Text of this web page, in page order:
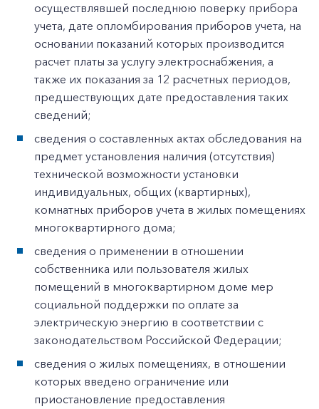
осуществлявшей последнюю поверку прибора
учета, дате опломбирования приборов учета, на
основании показаний которых производится
расчет платы за услугу электроснабжения, а
также их показания за 12 расчетных периодов,
предшествующих дате предоставления таких
сведений;
сведения о составленных актах обследования на
предмет установления наличия (отсутствия)
технической возможности установки
индивидуальных, общих (квартирных),
комнатных приборов учета в жилых помещениях
многоквартирного дома;
сведения о применении в отношении
собственника или пользователя жилых
помещений в многоквартирном доме мер
социальной поддержки по оплате за
электрическую энергию в соответствии с
законодательством Российской Федерации;
сведения о жилых помещениях, в отношении
которых введено ограничение или
приостановление предоставления